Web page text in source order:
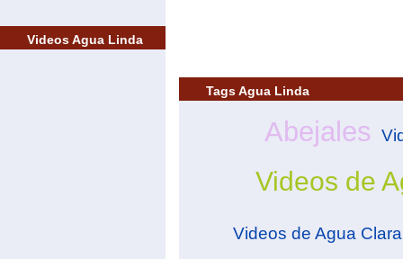
Videos Agua Linda
Tags Agua Linda
Abejales
Videos de
Videos de Agua Clara